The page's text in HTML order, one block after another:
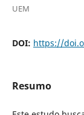
UEM
DOI: https://
Resumo